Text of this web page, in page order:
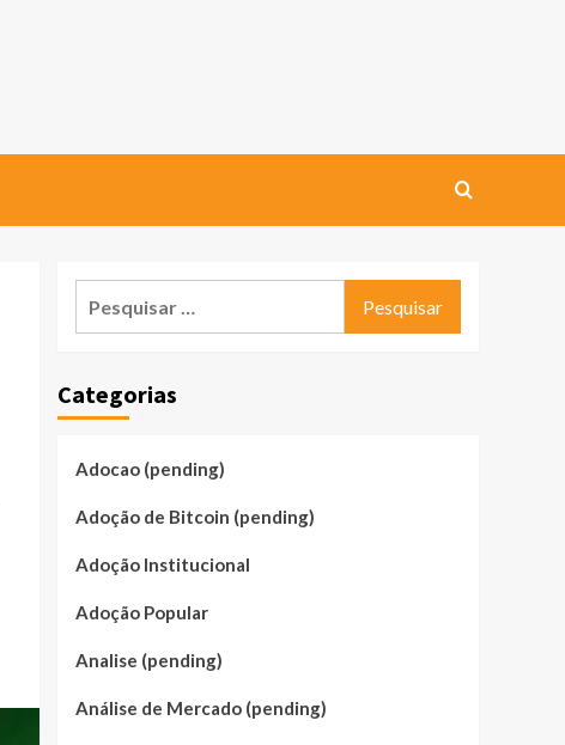
Categorias
Adocao (pending)
Adoção de Bitcoin (pending)
Adoção Institucional
Adoção Popular
Analise (pending)
Análise de Mercado (pending)